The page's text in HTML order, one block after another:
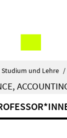
Studium und Lehre /